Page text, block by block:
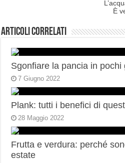
È
Articoli correlati
Sgonfiare la pancia in
7 Giugno 2022
Plank: tutti i benefici di
28 Maggio 2022
Frutta e verdura: perché
estate